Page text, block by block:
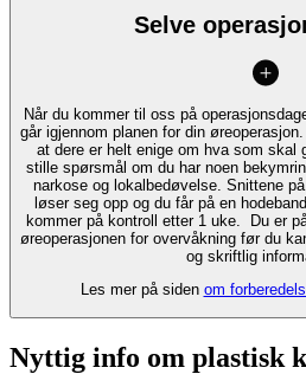
Selve
Når du kommer til oss på
går igjennom planen for din
at dere er helt enige om hva som skal
stille spørsmål om du har noen
narkose og lokalbedøvelse. Snittene
løser seg opp og du får på en
kommer på kontroll etter 1 uke. Du er
øreoperasjonen for overvåkning før du
og skriftlig
Les mer på siden om
Nyttig info om plastisk